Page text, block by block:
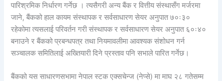
पारिश्रमिक निर्धारण गर्नेछ । त्यसैगरी अन्य बैंक र वित्तीय संस्थासँग मर्जरमा
जाने, बैंकको हाल कायम संस्थापक र सर्वसाधारण सेयर अनुपात ७०ः३०
रहेकोमा त्यसलाई परिवर्तन गरी संस्थापक र सर्वसाधारण सेयर अनुपात ६०ः४०
बनाउने र बैंकको प्रबन्धपत्र तथा नियमावलीमा आवश्यक संशोधन गर्न
सञ्चालक समितिलाई अख्तियारी दिने प्रस्ताव पनि सभाले पारित गर्नेछ।
बैंकको यस साधारणसभामा नेपाल स्टक एक्सचेन्ज (नेप्से) मा माघ २८ गतेसम्म